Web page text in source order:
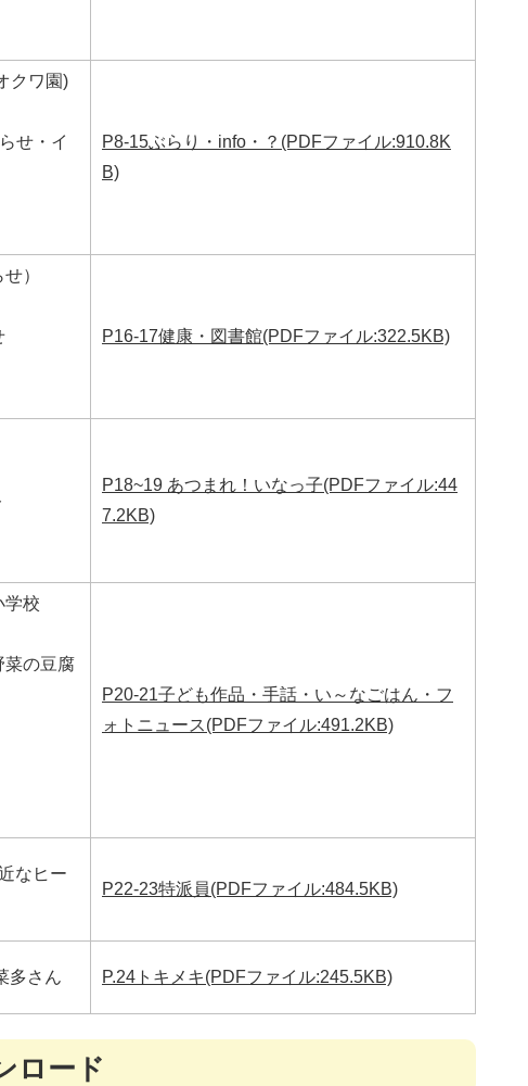
クワ園)
せ・イ
P8-15ぶらり・info・？(PDFファイル:910.8K
B)
）
P16-17健康・図書館(PDFファイル:322.5KB)
P18~19 あつまれ！いなっ子(PDFファイル:44
7.2KB)
学校
菜の豆腐
P20-21子ども作品・手話・い～なごはん・フ
ォトニュース(PDFファイル:491.2KB)
なヒー
P22-23特派員(PDFファイル:484.5KB)
多さん P.24トキメキ(PDFファイル:245.5KB)
ロード